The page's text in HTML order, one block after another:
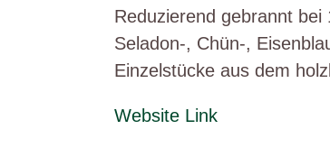
Reduzierend gebrannt bei
Seladon-, Chün-,
Einzelstücke aus dem
Website Link